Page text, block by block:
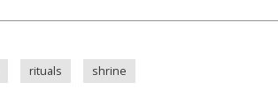
rituals shrine